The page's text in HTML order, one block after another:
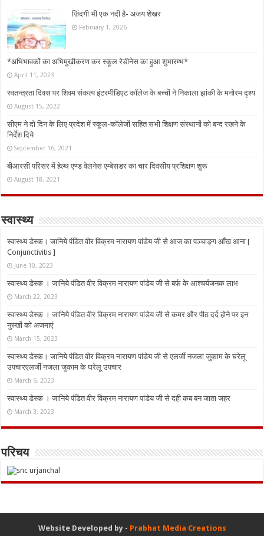
ज़िंदगी भी एक नदी है- अजय शेखर
February 1, 2026
*अभिभावकों का अभिमुखीकरण कर स्कूल रेडीनेस का हुआ शुभारम्भ*
April 11, 2023
स्वतन्त्रता दिवस पर शिवम संकल्प इंटरमीडिएट कॉलेज के बच्चों ने निकाला झांकी के मनोरम दृश्य
August 15, 2022
सीएम ने दो दिन के लिए प्रदेश में स्कूल-कॉलेजों सहित सभी शिक्षण संस्थानों को बन्द रखने के
निर्देश दिये
September 16, 2021
बीआरसी परिसर में हेल्थ एण्ड वेलनेस एम्बेसडर का चार दिवसीय प्रशिक्षण शुरू
August 18, 2021
स्वास्थ्य
स्वास्थ्य डेस्क। जानिये पंडित वीर विक्रम नारायण पांडेय जी से आज का पञ्चाङ्ग आँख आना [
Conjunctivitis ]
June 10, 2023
स्वास्थ्य डेस्क । जानिये पंडित वीर विक्रम नारायण पांडेय जी से बर्फ के आश्चर्यजनक लाभ
March 22, 2023
स्वास्थ्य डेस्क । जानिये पंडित वीर विक्रम नारायण पांडेय जी से कमर और पीठ दर्द होने पर इन
नुस्‍खों को अजमाएं
March 15, 2023
स्वास्थ्य डेस्क। जानिये पंडित वीर विक्रम नारायण पांडेय जी से एलर्जी नजला जुकाम के घरेलू
उपचारएलर्जी नजला जुकाम के घरेलू उपचार
March 6, 2023
स्वास्थ्य डेस्क । जानिये पंडित वीर विक्रम नारायण पांडेय जी से दही कब बन जाता जहर
March 3, 2023
परिचय
Website Developed by - Prabhat Media Creations